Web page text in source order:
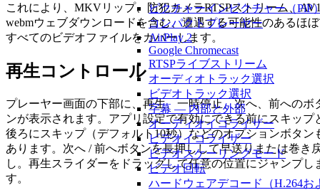
ピクチャーインピクチャー（PiP
コンパクトプレーヤー
AirPlay 2
Google Chromecast
RTSPライブストリーム
オーディオトラック選択
ビデオトラック選択
字幕 — 内部と外部
オーディオイコライザー
ビデオイコライザー
ビデオスケーリングモード
ビデオ回転
ハードウェアデコード（H.264お
これにより、MKVリップ、防犯カメラRTSPストリーム、
webmウェブダウンロードを含む、遭遇する可能性のあるほぼ
すべてのビデオファイルをカバーします。
再生コントロール
プレーヤー画面の下部に、再生、一時停止、次へ、前へのボ
ンが表示されます。アプリ設定で有効にできる前にスキップ
後ろにスキップ（デフォルト10秒）などのオプションボタン
あります。次へ / 前へボタンを長押しして早送りまたは巻き
し。再生スライダーをドラッグして任意の位置にジャンプし
す。